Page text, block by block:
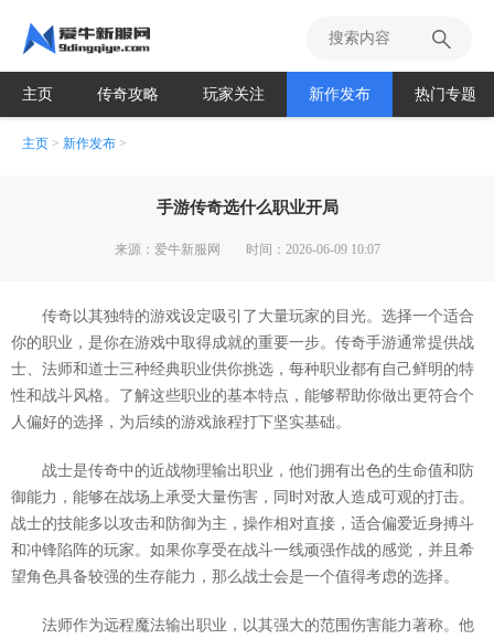
主页 传奇攻略 玩家关注 新作发布 热门专题
主页 > 新作发布 >
手游传奇选什么职业开局
来源：爱牛新服网 时间：2026-06-09 10:07
传奇以其独特的游戏设定吸引了大量玩家的目光。选择一个适合
你的职业，是你在游戏中取得成就的重要一步。传奇手游通常提供战
士、法师和道士三种经典职业供你挑选，每种职业都有自己鲜明的特
性和战斗风格。了解这些职业的基本特点，能够帮助你做出更符合个
人偏好的选择，为后续的游戏旅程打下坚实基础。
战士是传奇中的近战物理输出职业，他们拥有出色的生命值和防
御能力，能够在战场上承受大量伤害，同时对敌人造成可观的打击。
战士的技能多以攻击和防御为主，操作相对直接，适合偏爱近身搏斗
和冲锋陷阵的玩家。如果你享受在战斗一线顽强作战的感觉，并且希
望角色具备较强的生存能力，那么战士会是一个值得考虑的选择。
法师作为远程魔法输出职业，以其强大的范围伤害能力著称。他